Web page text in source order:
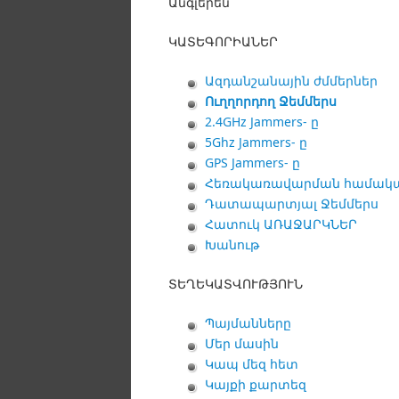
ԿԱՏԵԳՈՐԻԱՆԵՐ
Ազդանշանային ժմմերներ
Ուղղորդող Ջեմմերս
2.4GHz Jammers- ը
5Ghz Jammers- ը
GPS Jammers- ը
Հեռակառավարման
Դատապարտյալ Ջեմմերս
Հատուկ ԱՌԱՋԱՐԿՆԵՐ
Խանութ
ՏԵՂԵԿԱՏՎՈՒԹՅՈՒՆ
Պայմանները
Մեր մասին
Կապ մեզ հետ
Կայքի քարտեզ